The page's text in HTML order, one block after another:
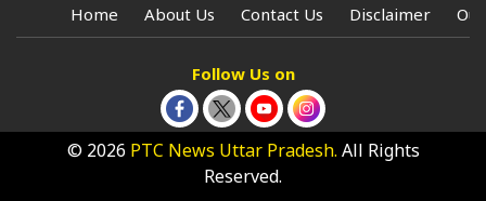
Home About Us Contact Us Disclaimer
Follow Us on
© 2026 PTC News Uttar Pradesh. All Rights
Reserved.